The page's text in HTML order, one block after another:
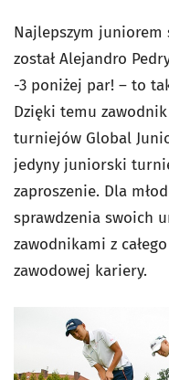
Najlepszym
został Alejandro
-3 poniżej par! – to
Dzięki temu
turniejów Global
jedyny juniorski
zaproszenie. Dla
sprawdzenia swoich
zawodnikami z
zawodowej kariery.